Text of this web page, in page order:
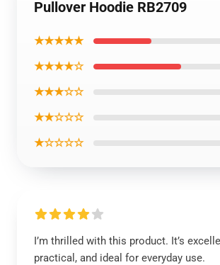
Pullover Hoodie RB2709
★★★★★
★★★★☆
★★★☆☆
★★☆☆☆
★☆☆☆☆
I’m thrilled with this product. It’s
practical, and ideal for everyday use.